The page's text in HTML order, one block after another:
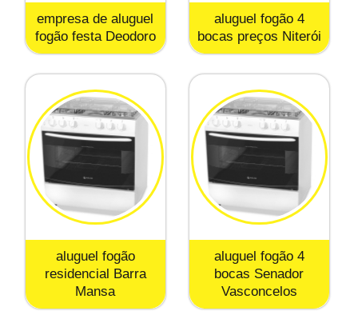
empresa de aluguel
fogão festa Deodoro
aluguel fogão 4
bocas preços Niterói
aluguel fogão
residencial Barra
Mansa
aluguel fogão 4
bocas Senador
Vasconcelos